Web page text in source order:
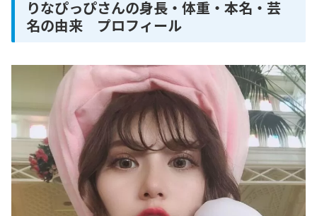
りなぴっぴさんの身長・体重・本名・芸
名の由来 プロフィール